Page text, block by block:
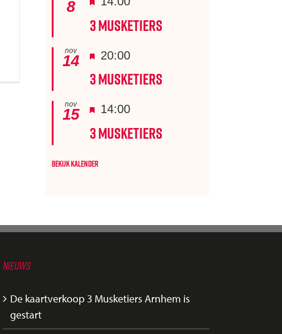
8
3 Musketiers
nov
14 Uitgelicht
20:00
3 Musketiers
nov
15 Uitgelicht
14:00
3 Musketiers
Bekijk kalender
NIEUWS
De kaartverkoop 3 Musketiers Arnhem is
gestart